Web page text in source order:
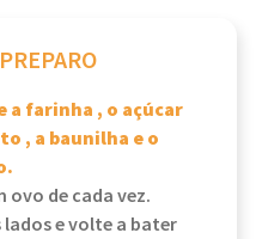
a farinha , o açúcar
, a baunilha e o
ovo de cada vez.
e volte a bater